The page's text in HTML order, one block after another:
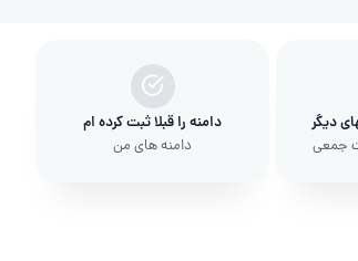
دیگر
جمعی
دامنه را قبلا ثبت کرده ام
دامنه های من